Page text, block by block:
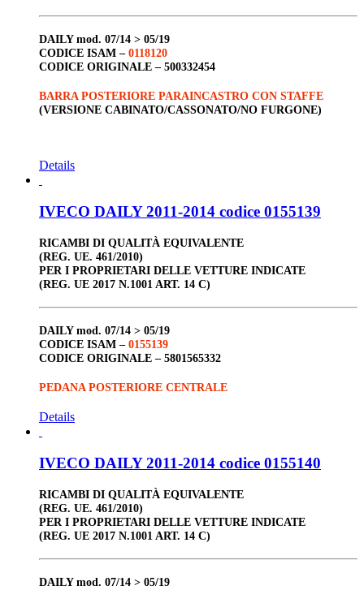
DAILYmod. 07/14 > 05/19
CODICE ISAM – 0118120
CODICE ORIGINALE – 500332454
BARRA POSTERIORE PARAINCASTRO CON STAFFE
(VERSIONE CABINATO/CASSONATO/NO FURGONE)
Details
IVECO DAILY 2011-2014 codice 0155139
RICAMBI DI QUALITÀ EQUIVALENTE
(REG. UE. 461/2010)
PER I PROPRIETARI DELLE VETTURE INDICATE
(REG. UE 2017 N.1001 ART. 14 C)
DAILYmod. 07/14 > 05/19
CODICE ISAM – 0155139
CODICE ORIGINALE – 5801565332
PEDANA POSTERIORE CENTRALE
Details
IVECO DAILY 2011-2014 codice 0155140
RICAMBI DI QUALITÀ EQUIVALENTE
(REG. UE. 461/2010)
PER I PROPRIETARI DELLE VETTURE INDICATE
(REG. UE 2017 N.1001 ART. 14 C)
DAILYmod. 07/14 > 05/19